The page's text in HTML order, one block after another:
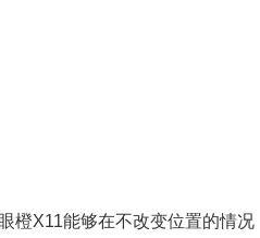
橙X11能够在不改变位置的情况